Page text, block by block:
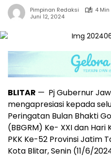
Pimpinan Redaksi
4
Juni 12, 2024
BLITAR — Pj Gubernur
mengapresiasi kepada
Peringatan Bulan Bhakti
(BBGRM) Ke- XXI dan
PKK Ke-52 Provinsi Jatim
Kota Blitar, Senin (11/6/